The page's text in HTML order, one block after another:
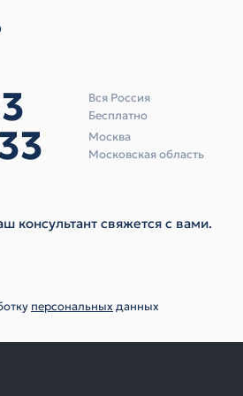
Вся Россия
Бесплатно
Москва
Московская область
консультант свяжется с вами.
персональныхданных